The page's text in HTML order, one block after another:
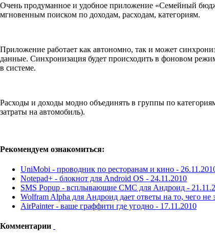
Очень продуманное и удобное приложение «Семейный
мгновенным поиском по доходам, расходам, категориям.
Приложение работает как автономно, так и может
данные. Синхронизация будет происходить в фоновом
в системе.
Расходы и доходы модно объединять в группы по
затраты на автомобиль).
Рекомендуем ознакомиться:
UniMobi - проводник по ресторанам и кино -
Notepad+ - блокнот для Android OS - 24.11.2010
SMS Popup - всплывающие СМС для Андроид -
Wolfram Alpha для Андроид дает ответы на то, чего не
AirPainter - ваше граффити где угодно - 17.11.2010
Комментарии